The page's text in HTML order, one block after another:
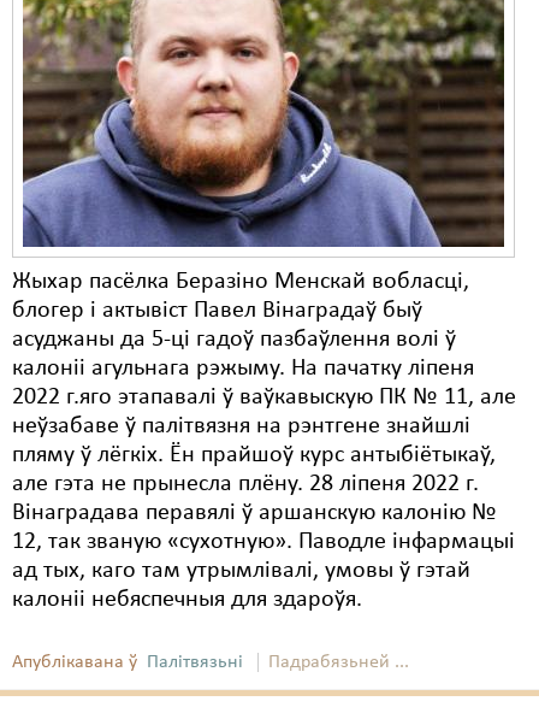
Жыхар пасёлка Беразіно Менскай вобласці,
блогер і актывіст Павел Вінаградаў быў
асуджаны да 5-ці гадоў пазбаўлення волі ў
калоніі агульнага рэжыму. На пачатку ліпеня
2022 г.яго этапавалі ў ваўкавыскую ПК № 11, але
неўзабаве ў палітвязня на рэнтгене знайшлі
пляму ў лёгкіх. Ён прайшоў курс антыбіётыкаў,
але гэта не прынесла плёну. 28 ліпеня 2022 г.
Вінаградава перавялі ў аршанскую калонію №
12, так званую «сухотную». Паводле інфармацыі
ад тых, каго там утрымлівалі, умовы ў гэтай
калоніі небяспечныя для здароўя.
Апублікавана ў Палітвязьні Падрабязьней ...